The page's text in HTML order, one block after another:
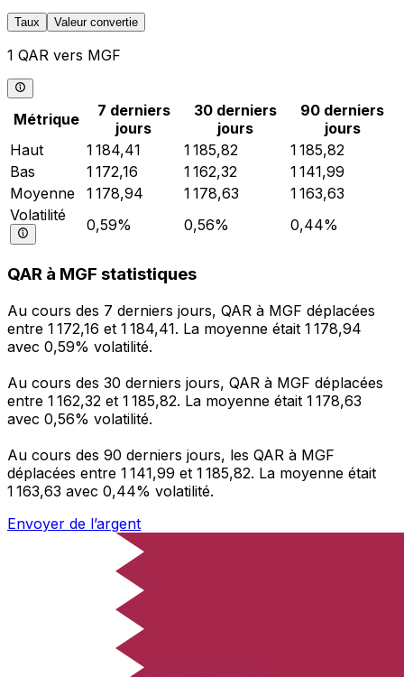
Taux Valeur convertie
1 QAR vers MGF
Métrique
7 derniers
jours
30 derniers
jours
90 derniers
jours
Haut
1 184,41 1 185,82
1 185,82
Bas
1 172,16 1 162,32
1 141,99
Moyenne
1 178,94 1 178,63
1 163,63
Volatilité
0,59% 0,56% 0,44%
QAR à MGF statistiques
Au cours des 7 derniers jours, QAR à MGF déplacées
entre 1 172,16 et 1 184,41. La moyenne était 1 178,94
avec 0,59% volatilité.
Au cours des 30 derniers jours, QAR à MGF déplacées
entre 1 162,32 et 1 185,82. La moyenne était 1 178,63
avec 0,56% volatilité.
Au cours des 90 derniers jours, les QAR à MGF
déplacées entre 1 141,99 et 1 185,82. La moyenne était
1 163,63 avec 0,44% volatilité.
Envoyer de l’argent
Gérez votre argent et vos devises lorsque vous
êtes en déplacement
L'application Xe réunit toutes les fonctionnalités
nécessaires pour vos transferts d'argent internationaux
et la gestion de vos devises. Convertissez des devises,
programmez des alertes de taux et transférez de